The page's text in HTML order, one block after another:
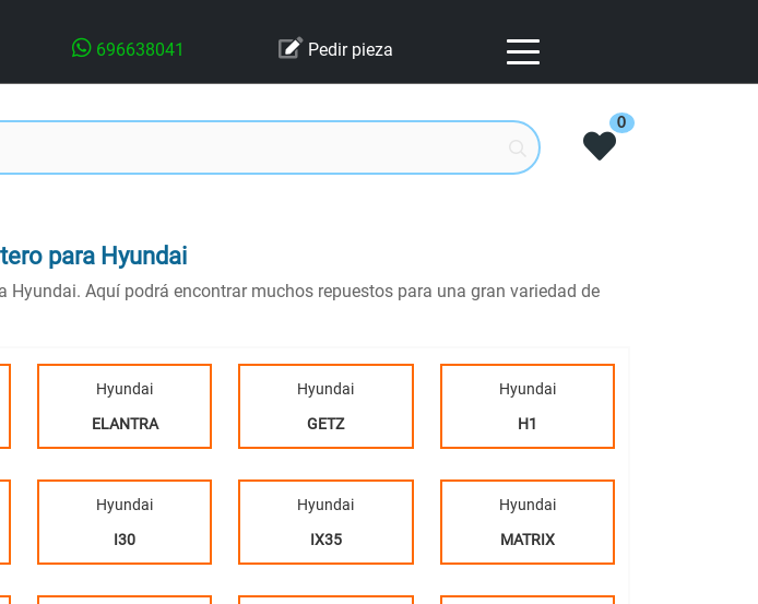
696638041 Pedir pieza
0
para Hyundai
Hyundai. Aquí podrá encontrar muchos repuestos para una gran variedad de
Hyundai
ELANTRA
Hyundai
GETZ
Hyundai
H1
Hyundai
I30
Hyundai
IX35
Hyundai
MATRIX